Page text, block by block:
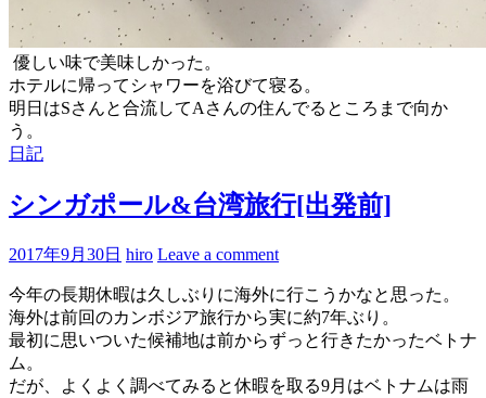
優しい味で美味しかった。
ホテルに帰ってシャワーを浴びて寝る。
明日はSさんと合流してAさんの住んでるところまで向か
う。
日記
シンガポール&台湾旅行[出発前]
2017年9月30日 hiro Leave a comment
今年の長期休暇は久しぶりに海外に行こうかなと思った。
海外は前回のカンボジア旅行から実に約7年ぶり。
最初に思いついた候補地は前からずっと行きたかったベトナ
ム。
だが、よくよく調べてみると休暇を取る9月はベトナムは雨